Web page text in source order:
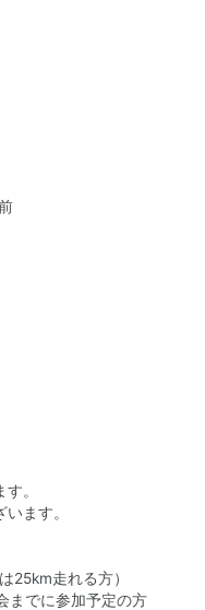
。
ます。
25km走れる方）
までに参加予定の方